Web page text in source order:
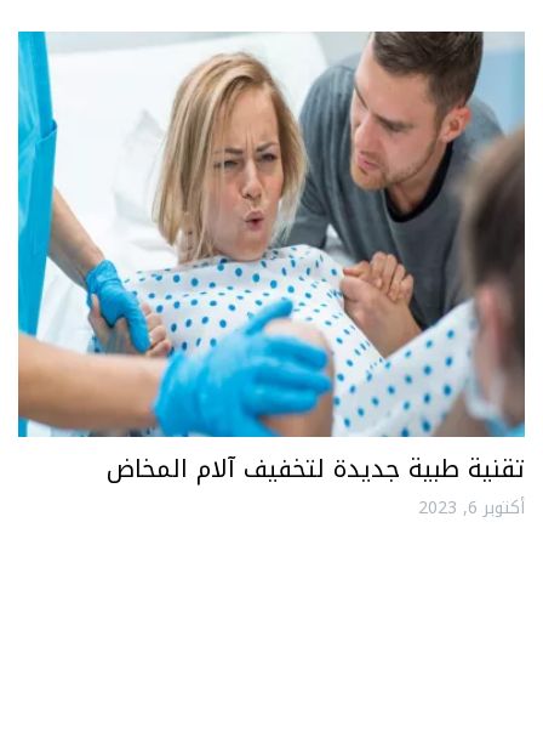
تقنية طبية جديدة لتخفيف آلام المخاض
أكتوبر 6, 2023